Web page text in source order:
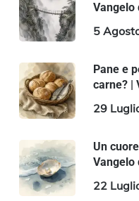
Vangelo
5
Pane e
carne? |
29
Un
Vangelo
22